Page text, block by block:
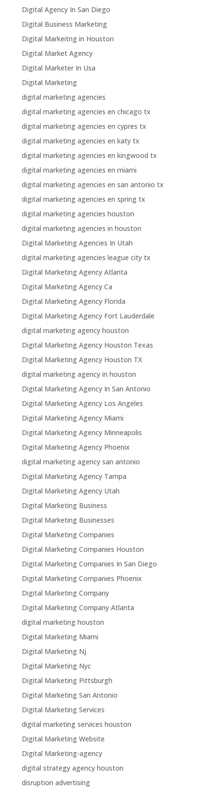
Digital Agency In San Diego
Digital Business Marketing
Digital Markeitng in Houston
Digital Market Agency
Digital Marketer In Usa
Digital Marketing
digital marketing agencies
digital marketing agencies en chicago tx
digital marketing agencies en cypres tx
digital marketing agencies en katy tx
digital marketing agencies en kingwood tx
digital marketing agencies en miami
digital marketing agencies en san antonio tx
digital marketing agencies en spring tx
digital marketing agencies houston
digital marketing agencies in houston
Digital Marketing Agencies In Utah
digital marketing agencies league city tx
Digital Marketing Agency Atlanta
Digital Marketing Agency Ca
Digital Marketing Agency Florida
Digital Marketing Agency Fort Lauderdale
digital marketing agency houston
Digital Marketing Agency Houston Texas
Digital Marketing Agency Houston TX
digital marketing agency in houston
Digital Marketing Agency In San Antonio
Digital Marketing Agency Los Angeles
Digital Marketing Agency Miami
Digital Marketing Agency Minneapolis
Digital Marketing Agency Phoenix
digital marketing agency san antonio
Digital Marketing Agency Tampa
Digital Marketing Agency Utah
Digital Marketing Business
Digital Marketing Businesses
Digital Marketing Companies
Digital Marketing Companies Houston
Digital Marketing Companies In San Diego
Digital Marketing Companies Phoenix
Digital Marketing Company
Digital Marketing Company Atlanta
digital marketing houston
Digital Marketing Miami
Digital Marketing Nj
Digital Marketing Nyc
Digital Marketing Pittsburgh
Digital Marketing San Antonio
Digital Marketing Services
digital marketing services houston
Digital Marketing Website
Digital Marketing-agency
digital strategy agency houston
disruption advertising